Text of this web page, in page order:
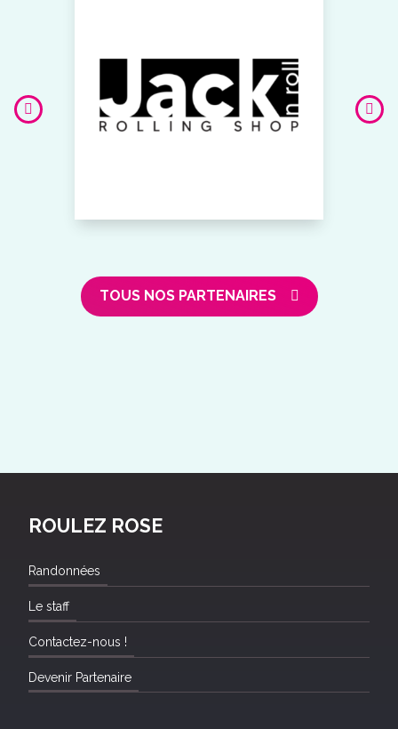
TOUS NOS PARTENAIRES
ROULEZ ROSE
Randonnées
Le staff
Contactez-nous !
Devenir Partenaire